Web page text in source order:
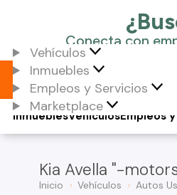
Vehículos
Inmuebles
Empleos y Servicios
Marketplace
Vehículos
Inmuebles Empleos
Kia Avella "-
Inicio Vehículos Autos